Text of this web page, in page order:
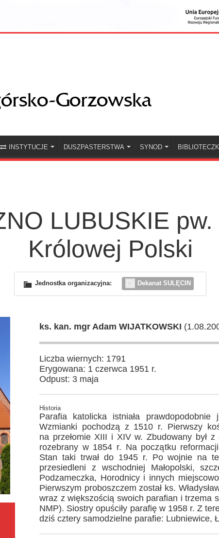
INSTYTUCJE DUSZPASTERSTWA SYNOD
LUBUSKIE
Królowej Polski
Jednostka organizacyjna: Dekanat SULĘCIN
ks. kan. mgr Adam WIJATKOWSKI
Liczba wiernych: 1791
Erygowana: 1 czerwca 1951 r.
Odpust: 3 maja
Historia
Parafia katolicka istniała
Wzmianki pochodzą z 1510 r. Pierwszy
na przełomie XIII i XIV w. Zbudowany był
rozebrany w 1854 r. Na początku
Stan taki trwał do 1945 r. Po wojnie na
przesiedleni z wschodniej Małopolski,
Podzameczka, Horodnicy i innych
Pierwszym proboszczem został ks.
wraz z większością swoich parafian i trzema
NMP). Siostry opuściły parafię w 1958 r. Z
dziś cztery samodzielne parafie: Lubniewice,